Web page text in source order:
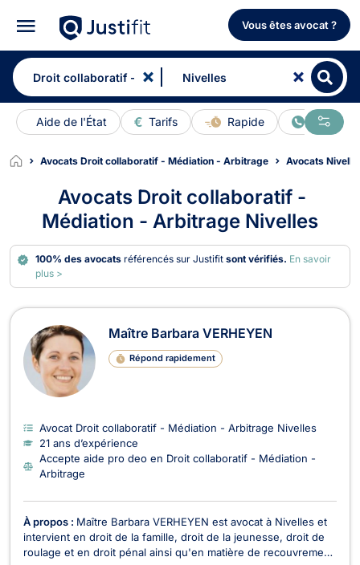
Vous êtes avocat ?
Aide de l'État Tarifs Rapide En ligne
Avocats Droit collaboratif - Médiation - Arbitrage Avocats
Avocats Droit collaboratif -
Médiation - Arbitrage Nivelles
100% des avocats référencés sur Justifitsont vérifiés. En savoir
plus >
Avocats en Droit collaboratif -
Maître Barbara VERHEYEN
Répond rapidement
Avocat Droit collaboratif - Médiation - Arbitrage Nivelles
21 ans d’expérience
Accepte aide pro deo en Droit collaboratif - Médiation -
Arbitrage
À propos : Maître Barbara VERHEYEN est avocat à Nivelles et
intervient en droit de la famille, droit de la jeunesse, droit de
roulage et en droit pénal ainsi qu'en matière de recouvrement